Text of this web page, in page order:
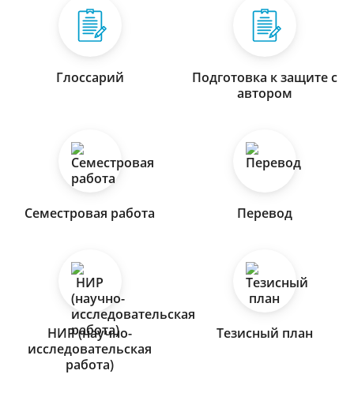
Глоссарий
Подготовка к защите с
автором
Семестровая работа Перевод
НИР (научно-
исследовательская
работа)
Тезисный план